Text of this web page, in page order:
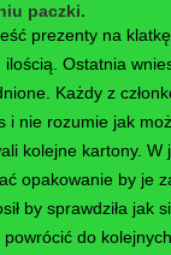
paczki.
prezenty na
Ostatnia
Każdy z
i nie rozumie jak
kolejne kartony.
by je
by sprawdziła
do